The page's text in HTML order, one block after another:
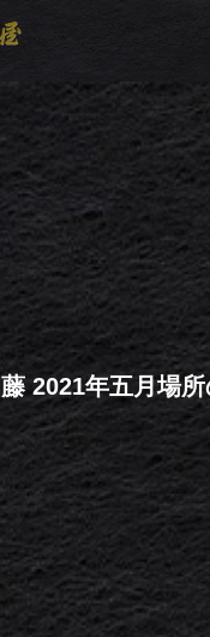
2021年五月場所